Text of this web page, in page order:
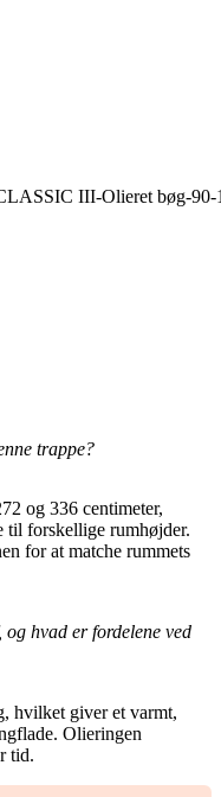
III-Olieret bøg-90-
trappe?
og 336 centimeter,
til forskellige rumhøjder.
for at matche rummets
hvad er fordelene ved
hvilket giver et varmt,
Olieringen
tid.